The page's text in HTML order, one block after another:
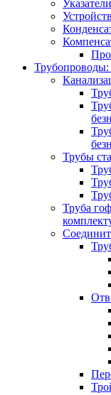
Трубопроводы:
Трубы
Труба